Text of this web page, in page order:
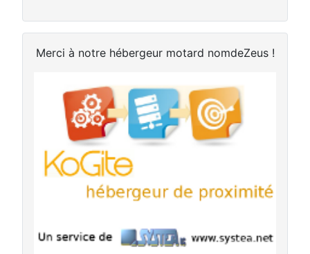
Merci à notre hébergeur motard nomdeZeus !